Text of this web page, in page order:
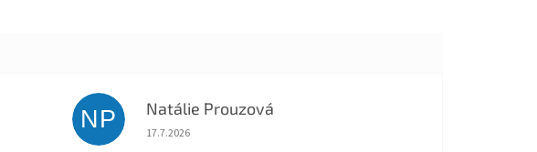
NP Natálie Prouzová
Hodnocení obchodu je 5 z 5 hvězdiček.
17.7.2026